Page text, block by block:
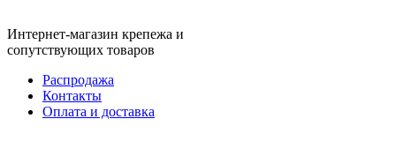
Интернет-магазин крепежа и
сопутствующих товаров
Распродажа
Контакты
Оплата и доставка